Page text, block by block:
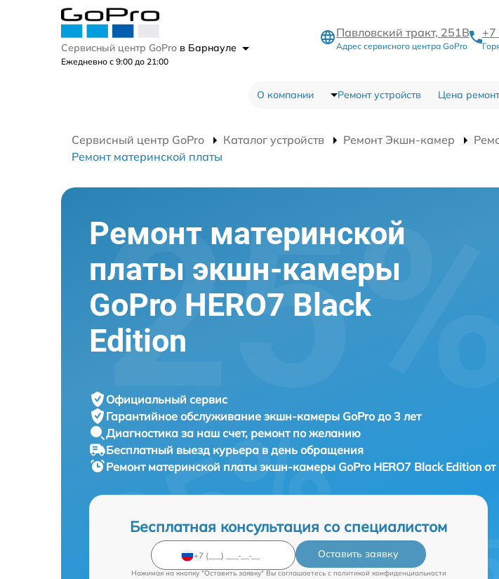
Сервисный центр GoPro в Барнауле
Ежедневно с 9:00 до 21:00
Павловский тракт, 251В
Адрес сервисного центра GoPro
О компании Ремонт устройств Цена
Сервисный центр GoPro Каталог устройств Ремонт Экшн-камер
Ремонт материнской платы
Ремонт материнской
платы экшн-камеры
GoPro HERO7 Black
Edition
Официальный сервис
Гарантийное обслуживание экшн-камеры GoPro до 3 лет
Диагностика за наш счет, ремонт по желанию
Бесплатный выезд курьера в день обращения
Ремонт материнской платы экшн-камеры GoPro HERO7 Black Edition
Бесплатная консультация со специалистом
Оставить заявку
Нажимая на кнопку "Оставить заявку" Вы соглашаетесь c политикой конфиденциальности